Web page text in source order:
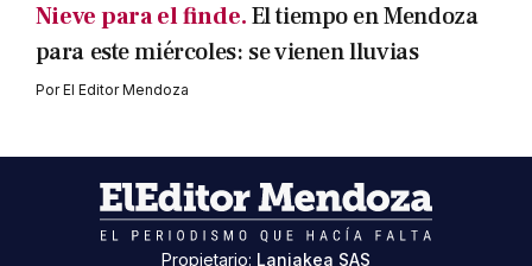
Nieve para el finde.El tiempo en Mendoza
para este miércoles: se vienen lluvias
PorEl Editor Mendoza
Propietario: Laniakea SAS